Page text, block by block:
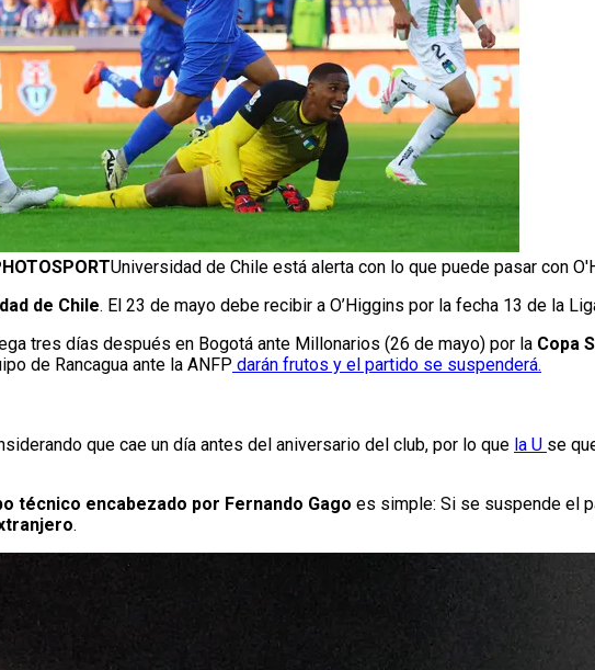
Universidad de Chile está alerta con lo que puede pasar con
de Chile. El 23 de mayo debe recibir a O’Higgins por la fecha 13 de la
tres días después en Bogotá ante Millonarios (26 de mayo) por la Copa
de Rancagua ante la ANFP darán frutos y el partido se suspenderá.
que cae un día antes del aniversario del club, por lo que la U se
técnico encabezado por Fernando Gago es simple: Si se suspende el
.